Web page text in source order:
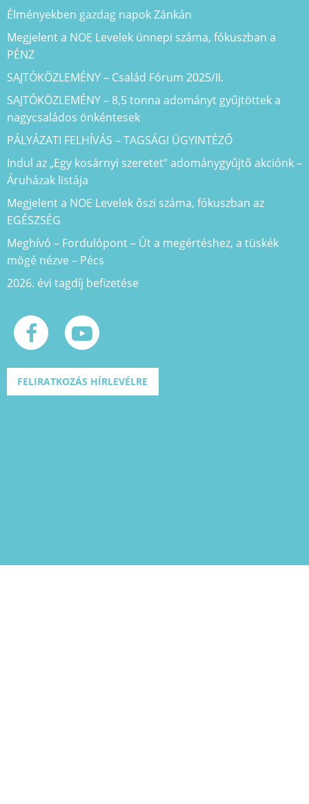
Élményekben gazdag napok Zánkán
Megjelent a NOE Levelek ünnepi száma, fókuszban a
PÉNZ
SAJTÓKÖZLEMÉNY – Család Fórum 2025/II.
SAJTÓKÖZLEMÉNY – 8,5 tonna adományt gyűjtöttek a
nagycsaládos önkéntesek
PÁLYÁZATI FELHÍVÁS – TAGSÁGI ÜGYINTÉZŐ
Indul az „Egy kosárnyi szeretet” adománygyűjtő akciónk –
Áruházak listája
Megjelent a NOE Levelek őszi száma, fókuszban az
EGÉSZSÉG
Meghívó – Fordulópont – Út a megértéshez, a tüskék
mögé nézve – Pécs
2026. évi tagdíj befizetése
FELIRATKOZÁS HÍRLEVÉLRE